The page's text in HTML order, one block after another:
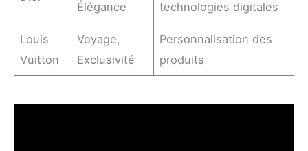
Élégance
technologies digitales
Louis
Vuitton
Voyage,
Exclusivité
Personnalisation des
produits